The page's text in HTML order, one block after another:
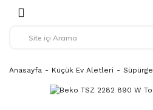
Anasayfa Küçük Ev Aletleri Süpürge